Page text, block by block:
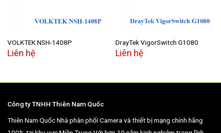
VOLKTEK NSH-1408P
Liên hệ
DrayTek VigorSwitch G1080
Liên hệ
Công ty TNHH Thiên Nam Quốc
Thiên Nam Quốc Nhà phân phối Camera và thiết bị mạng chính hãng